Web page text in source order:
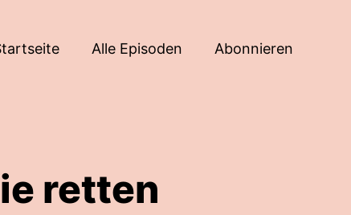
Alle Episoden Abonnieren
retten